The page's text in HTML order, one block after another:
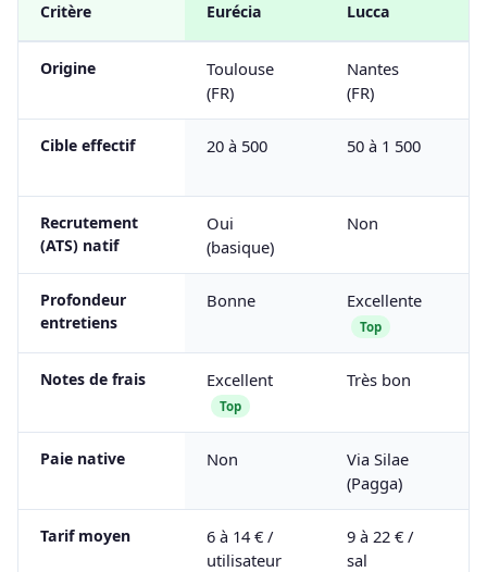
Critère Eurécia Lucca
Origine
Toulouse
(FR)
Nantes
(FR)
Cible effectif 20 à 500 50 à 1 500
Recrutement
(ATS) natif
Oui
(basique)
Non
Profondeur
entretiens
Bonne Excellente
Top
Notes de frais Excellent
Top
Très bon
Paie native Non
Via Silae
(Pagga)
Tarif moyen
6 à 14 € /
utilisateur
9 à 22 € /
sal